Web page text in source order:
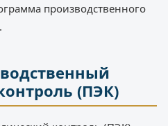
производственного
(ПЭК)